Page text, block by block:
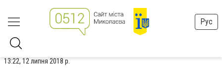
Рус
13:22, 12 липня 2018 р.